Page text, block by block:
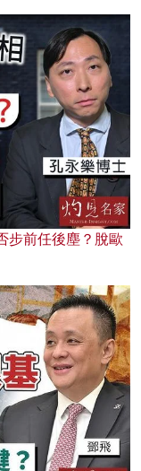
步前任後塵？脫歐